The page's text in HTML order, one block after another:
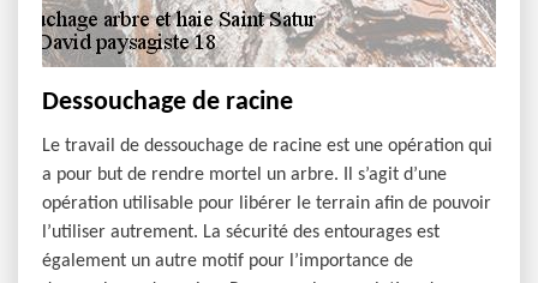
Dessouchage de racine
Le travail de dessouchage de racine est une opération qui
a pour but de rendre mortel un arbre. Il s’agit d’une
opération utilisable pour libérer le terrain afin de pouvoir
l’utiliser autrement. La sécurité des entourages est
également un autre motif pour l’importance de